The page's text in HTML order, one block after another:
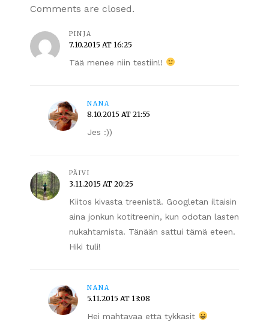
Comments are closed.
PINJA
7.10.2015 AT 16:25
Tää menee niin testiin!!
NANA
8.10.2015 AT 21:55
Jes :))
PÄIVI
3.11.2015 AT 20:25
Kiitos kivasta treenistä. Googletan iltaisin
aina jonkun kotitreenin, kun odotan lasten
nukahtamista. Tänään sattui tämä eteen.
Hiki tuli!
NANA
5.11.2015 AT 13:08
Hei mahtavaa että tykkäsit